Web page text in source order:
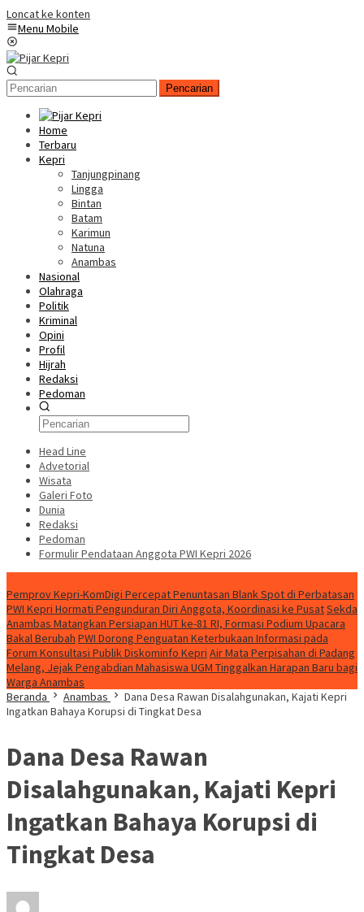
Loncat ke konten
Menu Mobile
Pencarian
Home
Terbaru
Kepri
Tanjungpinang
Lingga
Bintan
Batam
Karimun
Natuna
Anambas
Nasional
Olahraga
Politik
Kriminal
Opini
Profil
Hijrah
Redaksi
Pedoman
Head Line
Advetorial
Wisata
Galeri Foto
Dunia
Redaksi
Pedoman
Formulir Pendataan Anggota PWI Kepri 2026
Pemprov Kepri-KomDigi Percepat Penuntasan Blank Spot di Perbatasan
PWI Kepri Hormati Pengunduran Diri Anggota, Koordinasi ke PusatSekda
Anambas Matangkan Persiapan HUT ke-81 RI, Formasi Podium Upacara
Bakal Berubah PWI Dorong Penguatan Keterbukaan Informasi pada
Forum Konsultasi Publik Diskominfo Kepri Air Mata Perpisahan di Padang
Melang, Jejak Pengabdian Mahasiswa UGM Tinggalkan Harapan Baru bagi
Warga Anambas
Beranda
Anambas
Dana Desa Rawan Disalahgunakan, Kajati Kepri
Ingatkan Bahaya Korupsi di Tingkat Desa
Dana Desa Rawan
Disalahgunakan, Kajati Kepri
Ingatkan Bahaya Korupsi di
Tingkat Desa